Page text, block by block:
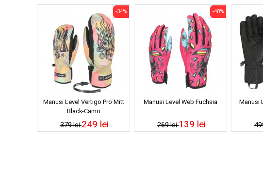
Manusi Level Vertigo Pro Mitt
Black-Camo
379 lei
-34%
249 lei
Manusi Level Web Fuchsia
269 lei
-48%
139 lei
Manusi